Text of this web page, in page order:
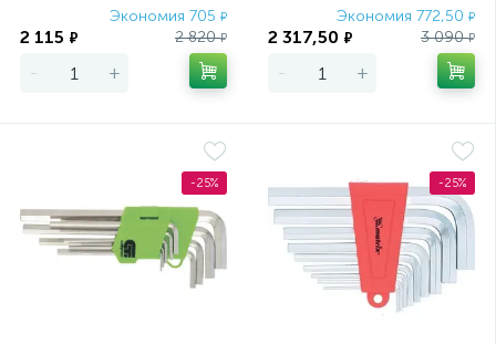
Экономия 705 ₽
2 115 ₽ 2 820₽
- +
Экономия 772,50 ₽
2 317,50 ₽ 3 090₽
- +
-25% -25%